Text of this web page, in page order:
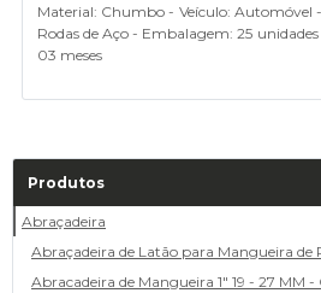
Material: Chumbo - Veículo: Automóvel
Rodas de Aço - Embalagem: 25
03 meses
Produtos
Abraçadeira
Abraçadeira de Latão para Mangueira de
Abracadeira de Mangueira 1" 19 - 27 MM -